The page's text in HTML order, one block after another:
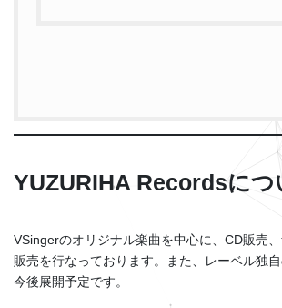
YUZURIHA Recordsにつ
VSingerのオリジナル楽曲を中心に、CD販売
販売を行なっております。また、レーベル独
今後展開予定です。